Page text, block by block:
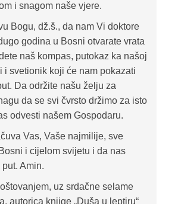
i snagom naše vjere.
Bogu, dž.š., da nam Vi doktore
godina u Bosni otvarate vrata
naš kompas, putokaz ka našoj
i svetionik koji će nam pokazati
Da održite našu želju za
da se svi čvrsto držimo za isto
odvesti našem Gospodaru.
Vas, Vaše najmilije, sve
i cijelom svijetu i da nas
Amin.
uz srdačne selame
autorica knjige „Duša u leptiru“